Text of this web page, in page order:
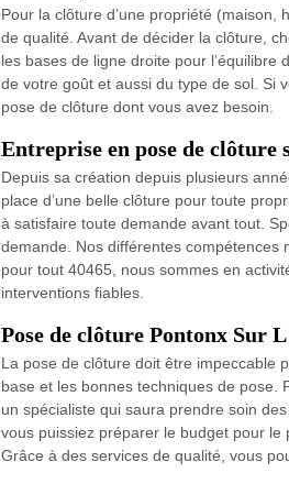
Pour la clôture d’une propriété
de qualité. Avant de décider la clôture,
les bases de ligne droite pour
de votre goût et aussi du type de sol. Si
pose de clôture dont vous avez besoin.
Entreprise en pose de
Depuis sa création depuis plusieurs
place d’une belle clôture pour toute
à satisfaire toute demande avant tout.
demande. Nos différentes compétences
pour tout 40465, nous sommes en
interventions fiables.
Pose de clôture Pontonx Sur
La pose de clôture doit être impeccable
base et les bonnes techniques de pose.
un spécialiste qui saura prendre soin
vous puissiez préparer le budget pour le
Grâce à des services de qualité, vous